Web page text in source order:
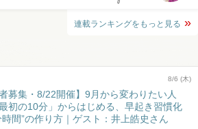
連載ランキングをもっと見る
8/6 (木)
者募集・8/22開催】9月から変わりたい人
初の10分」からはじめる、早起き習慣化
時間”の作り方｜ゲスト：井上皓史さん